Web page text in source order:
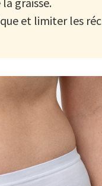
et limiter les